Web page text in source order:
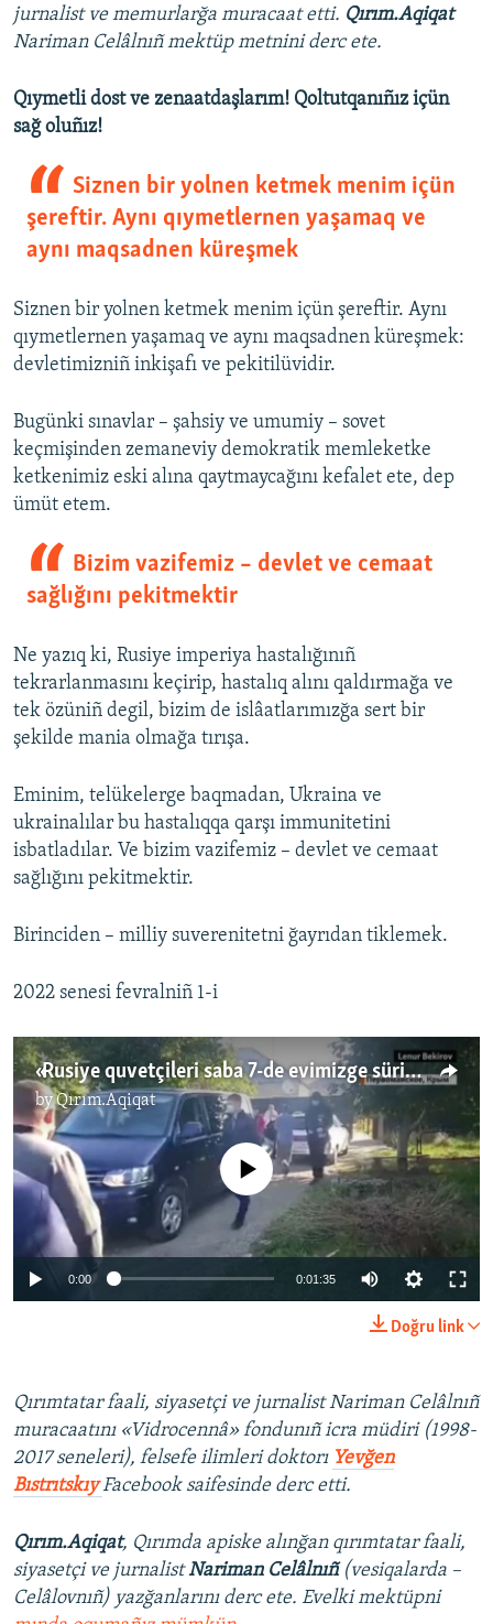
jurnalist ve memurlarğa muracaat etti. Qırım.Aqiqat
Nariman Celâlnıñ mektüp metnini derc ete.
Qıymetli dost ve zenaatdaşlarım! Qoltutqanıñız içün
sağ oluñız!
Siznen bir yolnen ketmek menim içün
şereftir. Aynı qıymetlernen yaşamaq ve
aynı maqsadnen küreşmek
Siznen bir yolnen ketmek menim içün şereftir. Aynı
qıymetlernen yaşamaq ve aynı maqsadnen küreşmek:
devletimizniñ inkişafı ve pekitilüvidir.
Bugünki sınavlar – şahsiy ve umumiy – sovet
keçmişinden zemaneviy demokratik memleketke
ketkenimiz eski alına qaytmaycağını kefalet ete, dep
ümüt etem.
Bizim vazifemiz – devlet ve cemaat
sağlığını pekitmektir
Ne yazıq ki, Rusiye imperiya hastalığınıñ
tekrarlanmasını keçirip, hastalıq alını qaldırmağa ve
tek özüniñ degil, bizim de islâatlarımızğa sert bir
şekilde mania olmağa tırışa.
Eminim, telükelerge baqmadan, Ukraina ve
ukrainalılar bu hastalıqqa qarşı immunitetini
isbatladılar. Ve bizim vazifemiz – devlet ve cemaat
sağlığını pekitmektir.
Birinciden – milliy suverenitetni ğayrıdan tiklemek.
2022 senesi fevralniñ 1-i
«Rusiye quvetçileri saba 7-de evimizge sürip kirdi»: Nariman Celâlnıñ ömür arqadaşı tafsilâtlarnı aydınlattı
byQırım.Aqiqat
No media source currently available
0:00 0:01:35
Doğru link
Qırımtatar faali, siyasetçi ve jurnalist Nariman Celâlnıñ
muracaatını «Vidrocennâ» fondunıñ icra müdiri (1998-
2017 seneleri), felsefe ilimleri doktorı Yevğen
BıstrıtskıyFacebook saifesinde derc etti.
Qırım.Aqiqat, Qırımda apiske alınğan qırımtatar faali,
siyasetçi ve jurnalistNariman Celâlnıñ (vesiqalarda –
Celâlovnıñ) yazğanlarını derc ete. Evelki mektüpni